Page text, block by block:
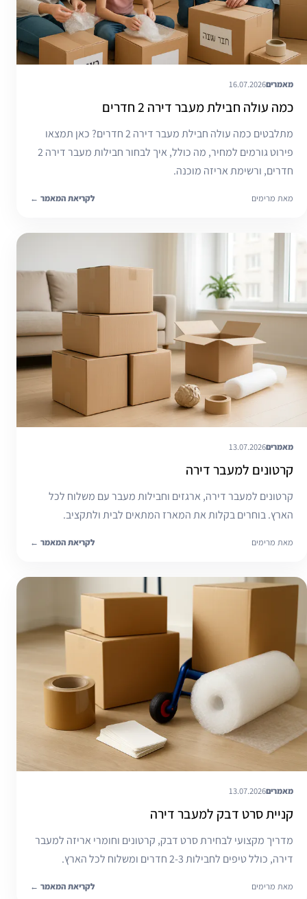
מאמרים16.07.2026
כמה עולה חבילת מעבר דירה 2 חדרים
מתלבטים כמה עולה חבילת מעבר דירה 2 חדרים? כאן תמצאו
פירוט גורמים למחיר, מה כולל, איך לבחור חבילות מעבר דירה 2
חדרים, ורשימת אריזה מוכנה.
מאת מרימים לקריאת המאמר ←
מאמרים13.07.2026
קרטונים למעבר דירה
קרטונים למעבר דירה, ארגזים וחבילות מעבר עם משלוח לכל
הארץ. בוחרים בקלות את המארז המתאים לבית ולתקציב.
מאת מרימים לקריאת המאמר ←
מאמרים13.07.2026
קניית סרט דבק למעבר דירה
מדריך מקצועי לבחירת סרט דבק, קרטונים וחומרי אריזה למעבר
דירה, כולל טיפים לחבילות 2-3 חדרים ומשלוח לכל הארץ.
מאת מרימים לקריאת המאמר ←